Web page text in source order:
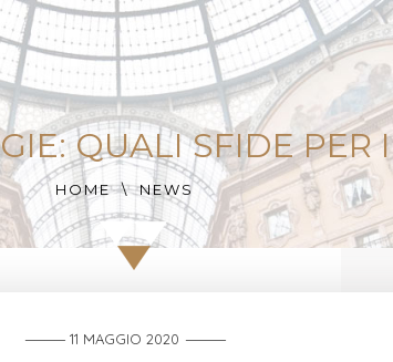
QUALI SFIDE PER
HOME NEWS
11 MAGGIO 2020